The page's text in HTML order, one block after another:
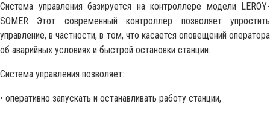
Система управления базируется на контроллере модели LEROY-
SOMER Этот современный контроллер позволяет упростить
управление, в частности, в том, что касается оповещений оператора
об аварийных условиях и быстрой остановки станции.
Система управления позволяет:
• оперативно запускать и останавливать работу станции,